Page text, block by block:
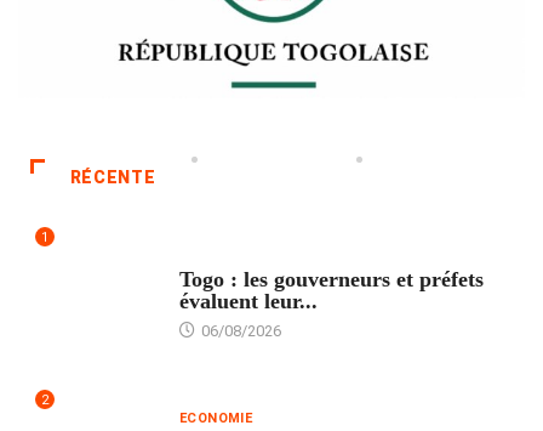
RÉCENTE
1
Togo : les gouverneurs et préfets
évaluent leur...
06/08/2026
2
ECONOMIE